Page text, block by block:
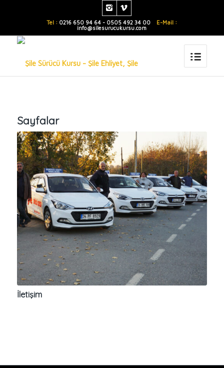
Tel : 0216 650 94 64 - 0505 492 34 00 E-Mail :
info@silesurucukursu.com
Sayfalar
İletişim